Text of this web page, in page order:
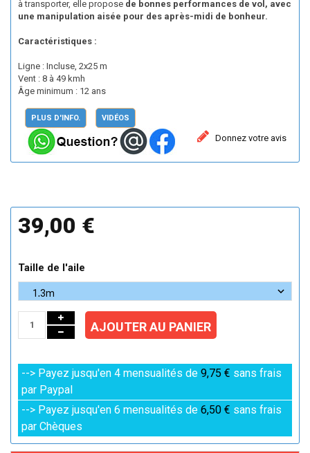
à transporter, elle propose de bonnes performances de vol, avec
une manipulation aisée pour des après-midi de bonheur.
Caractéristiques :
Ligne : Incluse, 2x25 m
Vent : 8 à 49 kmh
Âge minimum : 12 ans
PLUS D'INFO. VIDÉOS
Donnez votre avis
39,00 €
Taille de l'aile
AJOUTER AU PANIER
--> Payez jusqu'en 4 mensualités de 9,75 € sans frais
par Paypal
--> Payez jusqu'en 6 mensualités de 6,50 € sans frais
par Chèques